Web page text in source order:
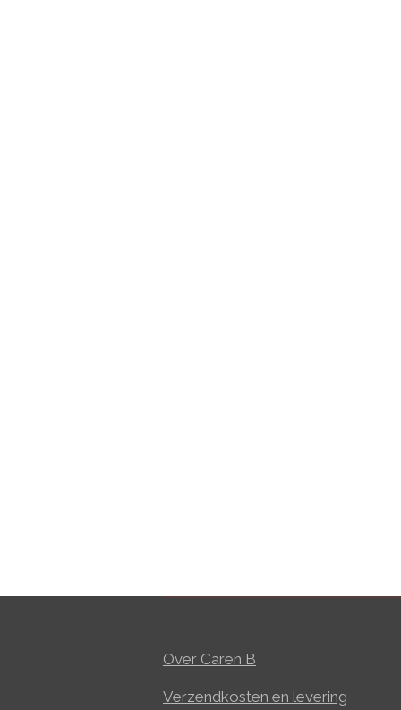
Over Caren B
Verzendkosten en levering